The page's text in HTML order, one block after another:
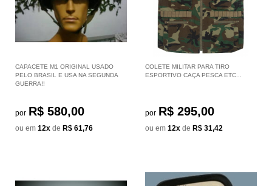
CAPACETE M1 ORIGINAL USADO
PELO BRASIL E USA NA SEGUNDA
GUERRA!!
por R$ 580,00
ou em 12x de R$ 61,76
COLETE MILITAR PARA TIRO
ESPORTIVO CAÇA PESCA ETC...
por R$ 295,00
ou em 12x de R$ 31,42